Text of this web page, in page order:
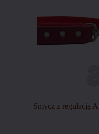
Smycz z regulacją